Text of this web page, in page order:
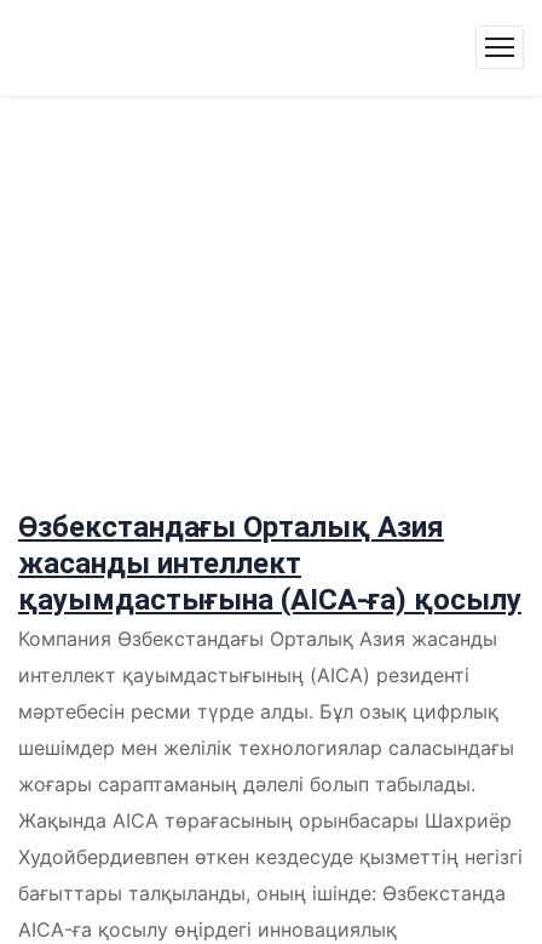
Өзбекстандағы Орталық Азия
жасанды интеллект
қауымдастығына (AICA-ға) қосылу
Компания Өзбекстандағы Орталық Азия жасанды
интеллект қауымдастығының (AICA) резиденті
мәртебесін ресми түрде алды. Бұл озық цифрлық
шешімдер мен желілік технологиялар саласындағы
жоғары сараптаманың дәлелі болып табылады.
Жақында AICA төрағасының орынбасары Шахриёр
Худойбердиевпен өткен кездесуде қызметтің негізгі
бағыттары талқыланды, оның ішінде: Өзбекстанда
AICA-ға қосылу өңірдегі инновациялық